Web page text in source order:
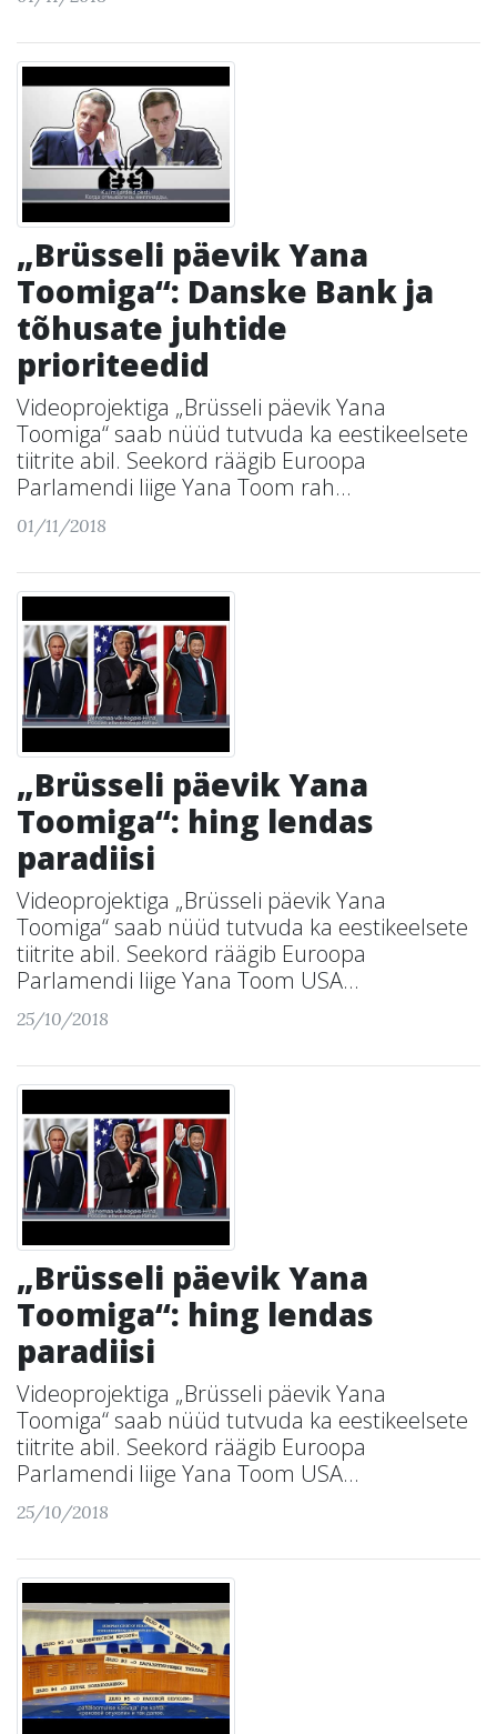
„Brüsseli päevik Yana
Toomiga“: Danske Bank ja
tõhusate juhtide
prioriteedid
Videoprojektiga „Brüsseli päevik Yana
Toomiga“ saab nüüd tutvuda ka eestikeelsete
tiitrite abil. Seekord räägib Euroopa
Parlamendi liige Yana Toom rah...
01/11/2018
„Brüsseli päevik Yana
Toomiga“: hing lendas
paradiisi
Videoprojektiga „Brüsseli päevik Yana
Toomiga“ saab nüüd tutvuda ka eestikeelsete
tiitrite abil. Seekord räägib Euroopa
Parlamendi liige Yana Toom USA...
25/10/2018
„Brüsseli päevik Yana
Toomiga“: hing lendas
paradiisi
Videoprojektiga „Brüsseli päevik Yana
Toomiga“ saab nüüd tutvuda ka eestikeelsete
tiitrite abil. Seekord räägib Euroopa
Parlamendi liige Yana Toom USA...
25/10/2018